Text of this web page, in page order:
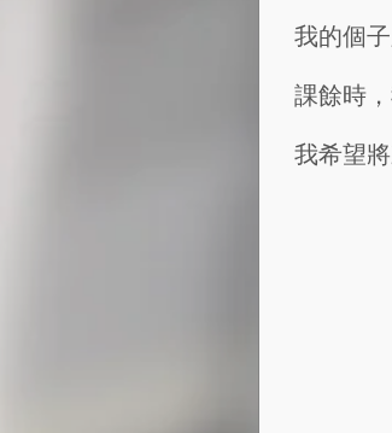
我的個
課餘時
我希望